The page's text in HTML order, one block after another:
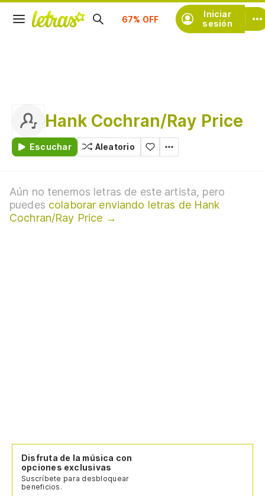
Iniciar
sesión
Suscríbete
Hank Cochran/Ray Price
Escuchar Aleatorio
Aún no tenemos letras de este artista, pero
puedes colaborar enviando letras de Hank
Cochran/Ray Price →
Disfruta de la música con
opciones exclusivas
Suscríbete para desbloquear
beneficios.